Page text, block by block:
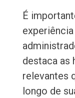
É
destaca as
relevantes
longo de